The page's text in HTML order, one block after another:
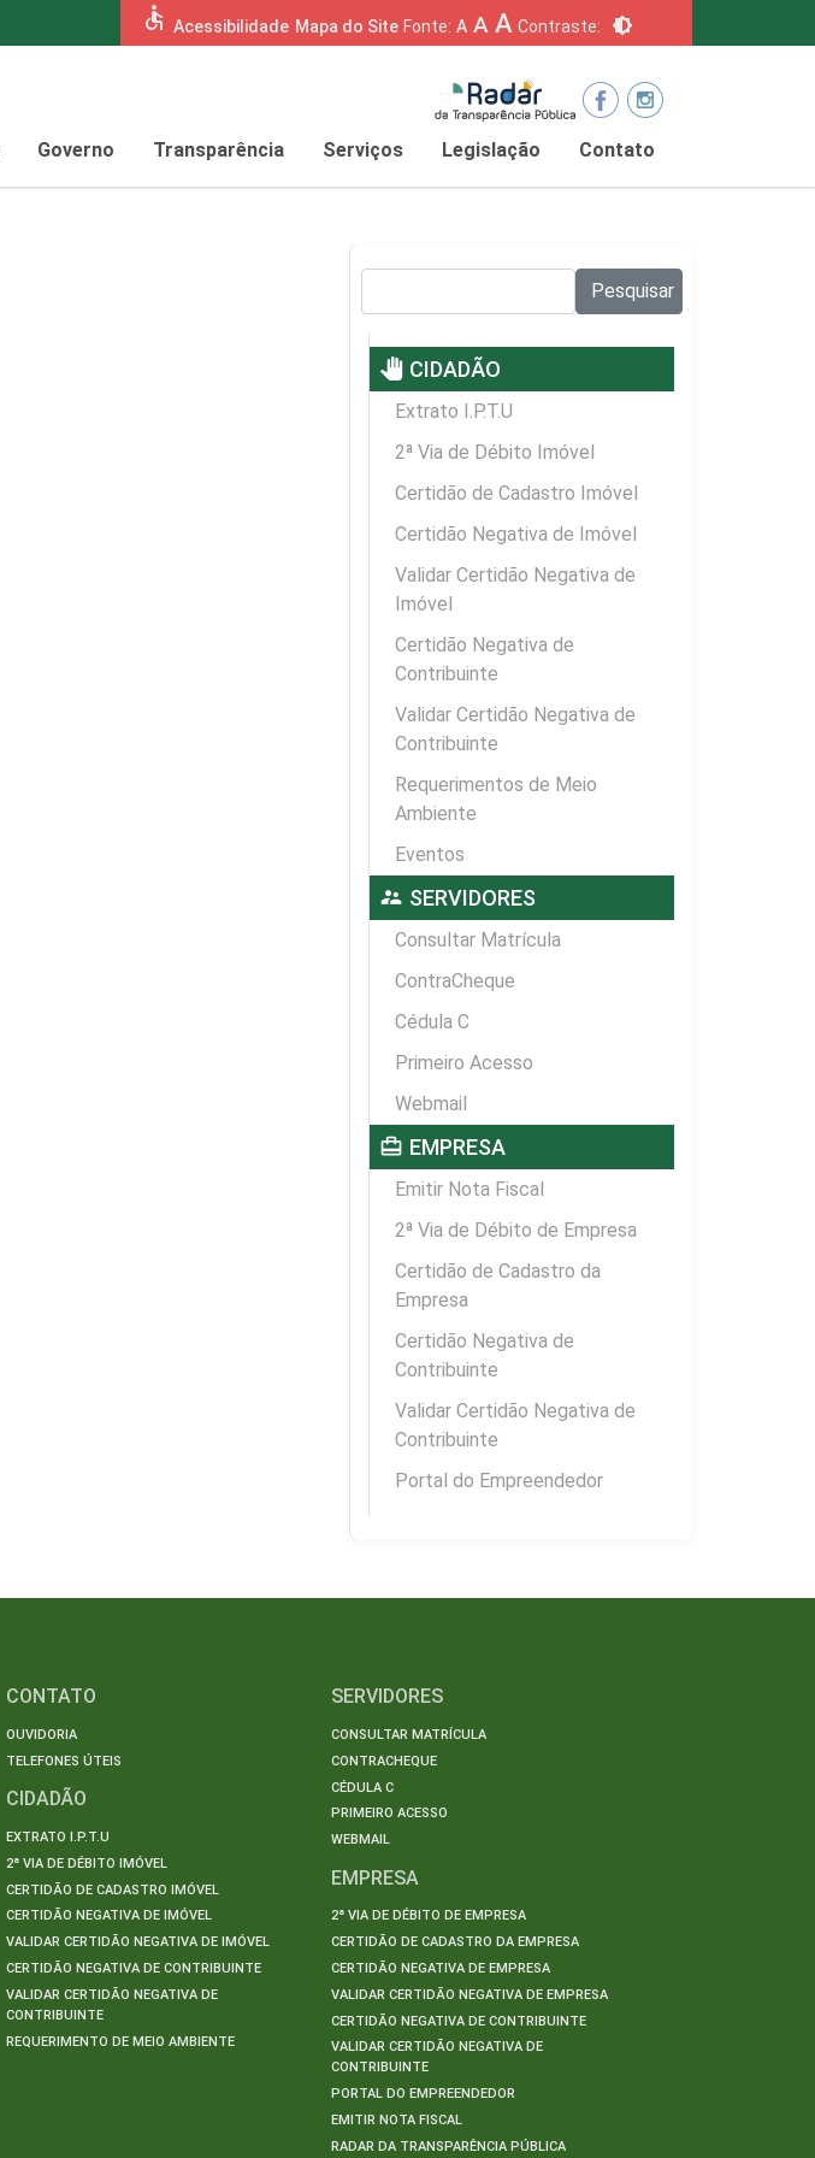
accessible Acessibilidade Mapa do Site Fonte: A A A Contraste: brightness_6
Governo Transparência Serviços Legislação Contato
Pesquisar
pan_tool CIDADÃO
Extrato I.P.T.U
2ª Via de Débito Imóvel
Certidão de Cadastro Imóvel
Certidão Negativa de Imóvel
Validar Certidão Negativa de
Imóvel
Certidão Negativa de
Contribuinte
Validar Certidão Negativa de
Contribuinte
Requerimentos de Meio
Ambiente
Eventos
supervisor_account SERVIDORES
Consultar Matrícula
ContraCheque
Cédula C
Primeiro Acesso
Webmail
card_travel EMPRESA
Emitir Nota Fiscal
2ª Via de Débito de Empresa
Certidão de Cadastro da
Empresa
Certidão Negativa de
Contribuinte
Validar Certidão Negativa de
Contribuinte
Portal do Empreendedor
CONTATO
OUVIDORIA
TELEFONES ÚTEIS
CIDADÃO
EXTRATO I.P.T.U
2ª VIA DE DÉBITO IMÓVEL
CERTIDÃO DE CADASTRO IMÓVEL
CERTIDÃO NEGATIVA DE IMÓVEL
VALIDAR CERTIDÃO NEGATIVA DE IMÓVEL
CERTIDÃO NEGATIVA DE CONTRIBUINTE
VALIDAR CERTIDÃO NEGATIVA DE
CONTRIBUINTE
REQUERIMENTO DE MEIO AMBIENTE
SERVIDORES
CONSULTAR MATRÍCULA
CONTRACHEQUE
CÉDULA C
PRIMEIRO ACESSO
WEBMAIL
EMPRESA
2ª VIA DE DÉBITO DE EMPRESA
CERTIDÃO DE CADASTRO DA EMPRESA
CERTIDÃO NEGATIVA DE EMPRESA
VALIDAR CERTIDÃO NEGATIVA DE EMPRESA
CERTIDÃO NEGATIVA DE CONTRIBUINTE
VALIDAR CERTIDÃO NEGATIVA DE
CONTRIBUINTE
PORTAL DO EMPREENDEDOR
EMITIR NOTA FISCAL
RADAR DA TRANSPARÊNCIA PÚBLICA